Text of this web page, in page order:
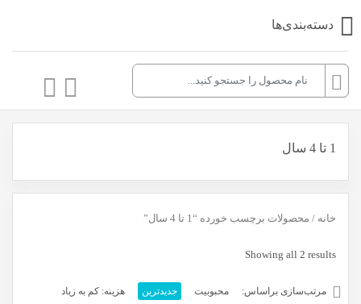
دسته‌بندی‌ها
1 تا 4 سال
خانه / محصولات برچسب خورده “1 تا 4 سال”
Showing all 2 results
مرتب‌سازی براساس: محبوبیت جدیدترین هزینه: کم به زیاد